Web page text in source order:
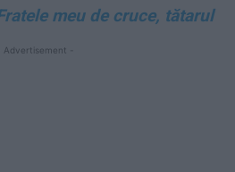
meu de cruce, tătarul
Advertisement -